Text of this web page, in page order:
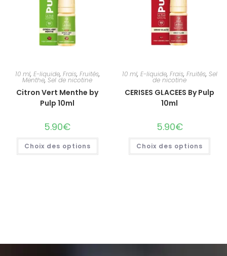
10 ml, E-liquide, Frais, Fruités,
Menthe,Sel de nicotine
Citron Vert Menthe by
Pulp 10ml
5.90€
Choix des options
10 ml, E-liquide, Frais, Fruités, Sel
de nicotine
CERISES GLACEES By Pulp
10ml
5.90€
Choix des options